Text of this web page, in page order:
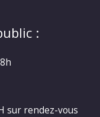
:
sur rendez-vous